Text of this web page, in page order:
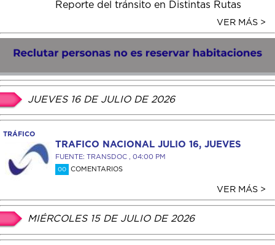
Reporte del tránsito en Distintas Rutas
VER MÁS >
JUEVES 16 DE JULIO DE 2026
TRÁFICO
TRAFICO NACIONAL JULIO 16, JUEVES
FUENTE: TRANSDOC , 04:00 PM
00 COMENTARIOS
VER MÁS >
MIÉRCOLES 15 DE JULIO DE 2026